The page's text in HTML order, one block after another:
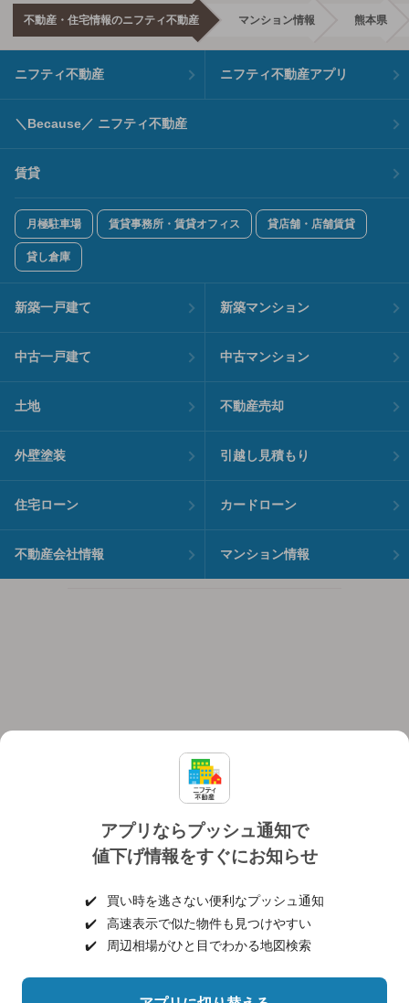
アプリならプッシュ通知で
値下げ情報をすぐにお知らせ
✔️
買い時を逃さない便利なプッシュ通知
✔️
高速表示で似た物件も見つけやすい
✔️
周辺相場がひと目でわかる地図検索
不動産・住宅情報のニフティ不動産 マンション情報 熊本県
ニフティ不動産 ニフティ不動産アプリ
＼Because／ ニフティ不動産
賃貸
月極駐車場 賃貸事務所・賃貸オフィス 貸店舗・店舗賃貸
貸し倉庫
新築一戸建て 新築マンション
中古一戸建て 中古マンション
土地 不動産売却
外壁塗装 引越し見積もり
住宅ローン カードローン
不動産会社情報 マンション情報
個人情報保護ポリシー 利用規約
ヘルプ・お問い合わせ 採用情報